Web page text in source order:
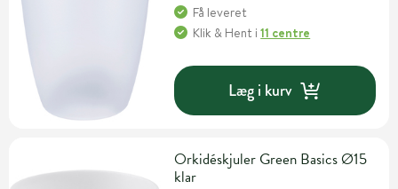
Få leveret
Klik & Hent i11 centre
Læg i kurv
Orkidéskjuler Green Basics Ø15
klar